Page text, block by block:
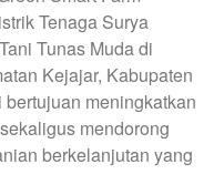
Tenaga Surya
Tunas Muda di
Kejajar, Kabupaten
meningkatkan
mendorong
berkelanjutan yang